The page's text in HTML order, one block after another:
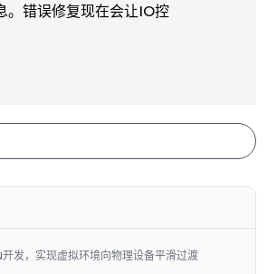
。错误修复现在会让IO控
发，实现虚拟环境向物理设备平滑过渡